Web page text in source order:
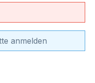
anmelden